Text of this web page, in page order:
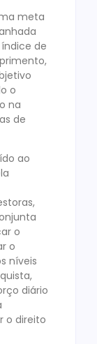
meta
de
o
na
de
ao
o
o
níveis
diário
o direito